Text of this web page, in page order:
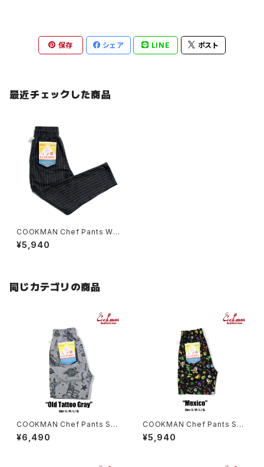
保存 シェア LINE ポスト
最近チェックした商品
COOKMAN Chef Pants Wo
ol Mix Stripe Gray
¥5,940
同じカテゴリの商品
COOKMAN Chef Pants Sho
rt Old Tattoo Gray
¥6,490
COOKMAN Chef Pants Sho
rt Mexico
¥5,940